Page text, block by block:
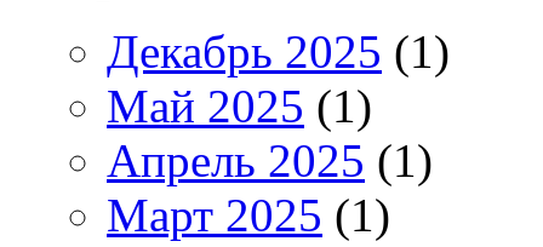
Декабрь 2025 (1)
Май 2025 (1)
Апрель 2025 (1)
Март 2025 (1)